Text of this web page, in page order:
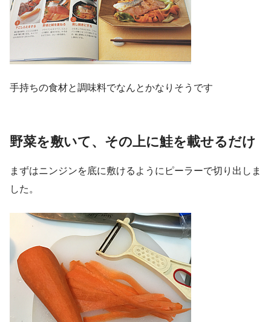
手持ちの食材と調味料でなんとかなりそうです
野菜を敷いて、その上に鮭を載せるだけ
まずはニンジンを底に敷けるようにピーラーで切り出しま
した。